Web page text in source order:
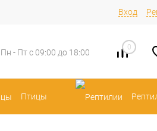
Вход
Пн - Пт с 09:00 до 18:00
0
Птицы